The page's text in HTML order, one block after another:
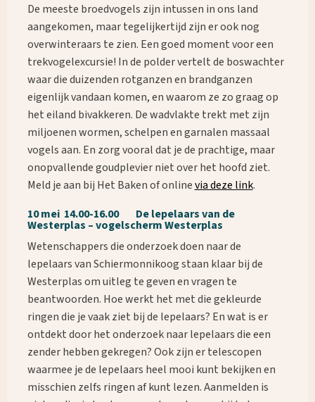
De meeste broedvogels zijn intussen in ons land
aangekomen, maar tegelijkertijd zijn er ook nog
overwinteraars te zien. Een goed moment voor een
trekvogelexcursie! In de polder vertelt de boswachter
waar die duizenden rotganzen en brandganzen
eigenlijk vandaan komen, en waarom ze zo graag op
het eiland bivakkeren. De wadvlakte trekt met zijn
miljoenen wormen, schelpen en garnalen massaal
vogels aan. En zorg vooral dat je de prachtige, maar
onopvallende goudplevier niet over het hoofd ziet.
Meld je aan bij Het Baken of onlinevia deze link.
10 mei 14.00-16.00 De lepelaars van de
Westerplas – vogelscherm Westerplas
Wetenschappers die onderzoek doen naar de
lepelaars van Schiermonnikoog staan klaar bij de
Westerplas om uitleg te geven en vragen te
beantwoorden. Hoe werkt het met die gekleurde
ringen die je vaak ziet bij de lepelaars? En wat is er
ontdekt door het onderzoek naar lepelaars die een
zender hebben gekregen? Ook zijn er telescopen
waarmee je de lepelaars heel mooi kunt bekijken en
misschien zelfs ringen af kunt lezen. Aanmelden is